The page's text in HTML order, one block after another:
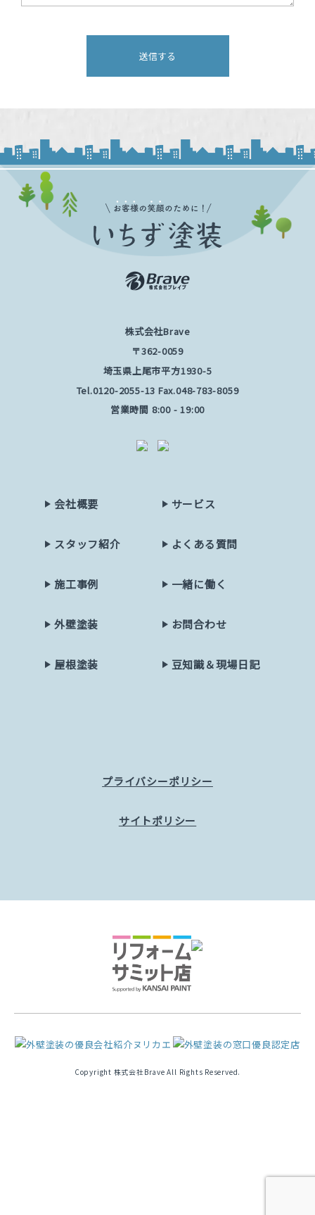
株式会社Brave
〒362-0059
埼玉県上尾市平方1930-5
Tel.0120-2055-13 Fax.048-783-8059
営業時間 8:00 - 19:00
会社概要
スタッフ紹介
施工事例
外壁塗装
屋根塗装
サービス
よくある質問
一緒に働く
お問合わせ
豆知識＆現場日記
プライバシーポリシー
サイトポリシー
Copyright 株式会社Brave All Rights Reserved.